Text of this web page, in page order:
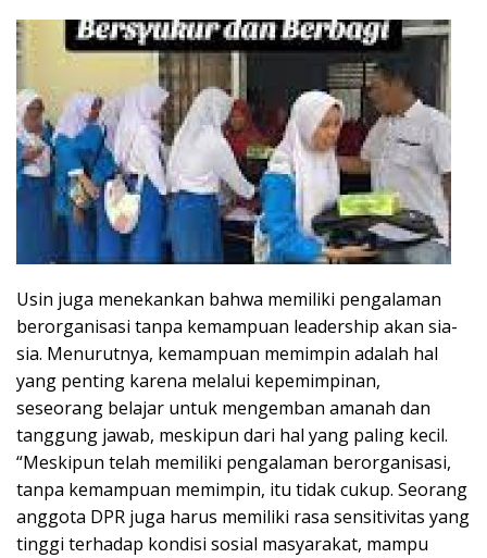
Usin juga menekankan bahwa memiliki pengalaman
berorganisasi tanpa kemampuan leadership akan sia-
sia. Menurutnya, kemampuan memimpin adalah hal
yang penting karena melalui kepemimpinan,
seseorang belajar untuk mengemban amanah dan
tanggung jawab, meskipun dari hal yang paling kecil.
“Meskipun telah memiliki pengalaman berorganisasi,
tanpa kemampuan memimpin, itu tidak cukup. Seorang
anggota DPR juga harus memiliki rasa sensitivitas yang
tinggi terhadap kondisi sosial masyarakat, mampu